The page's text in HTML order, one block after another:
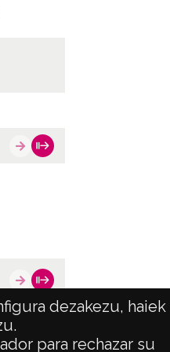
dezakezu, haiek
para rechazar su